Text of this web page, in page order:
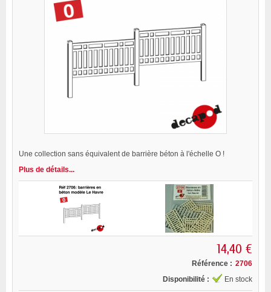
Une collection sans équivalent de barrière béton à l'échelle O !
Plus de détails...
14,40 €
Référence : 2706
Disponibilité :
En stock